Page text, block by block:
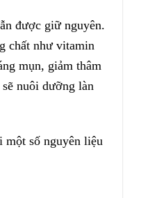
được giữ nguyên.
chất như vitamin
mụn, giảm thâm
nuôi dưỡng làn
một số nguyên liệu